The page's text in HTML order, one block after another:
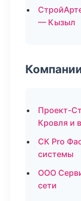
— Кызыл
Проект-
Кровля и
СК Pro
системы
ООО
сети